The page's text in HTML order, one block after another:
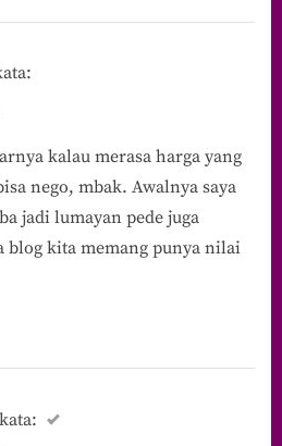
kalau merasa harga yang
nego, mbak. Awalnya saya
jadi lumayan pede juga
blog kita memang punya nilai